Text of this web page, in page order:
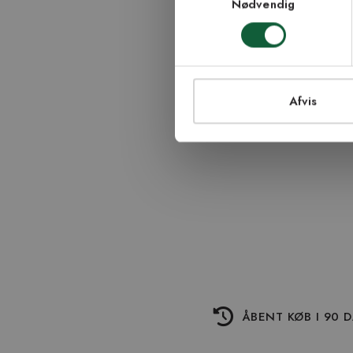
Nødvendig
Afvis
ÅBENT KØB I 90